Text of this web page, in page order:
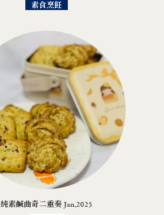
素食烹飪
純素鹹曲奇二重奏 Jan,2025